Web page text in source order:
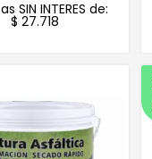
SIN INTERES de:
$ 27.718